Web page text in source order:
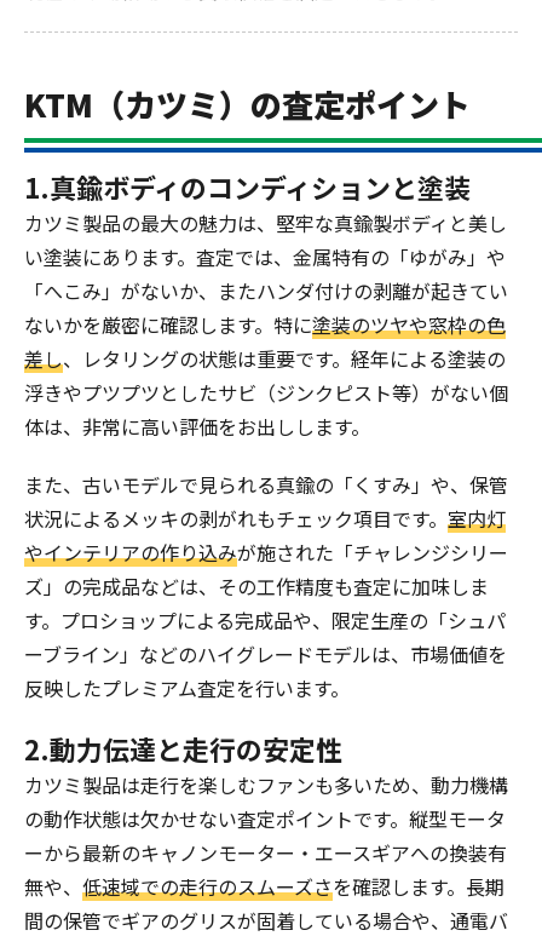
KTM（カツミ）の査定ポイント
1.真鍮ボディのコンディションと塗装
カツミ製品の最大の魅力は、堅牢な真鍮製ボディと美し
い塗装にあります。査定では、金属特有の「ゆがみ」や
「へこみ」がないか、またハンダ付けの剥離が起きてい
ないかを厳密に確認します。特に塗装のツヤや窓枠の色
差し、レタリングの状態は重要です。経年による塗装の
浮きやプツプツとしたサビ（ジンクピスト等）がない個
体は、非常に高い評価をお出しします。
また、古いモデルで見られる真鍮の「くすみ」や、保管
状況によるメッキの剥がれもチェック項目です。 室内灯
やインテリアの作り込みが施された「チャレンジシリー
ズ」の完成品などは、その工作精度も査定に加味しま
す。プロショップによる完成品や、限定生産の「シュパ
ーブライン」などのハイグレードモデルは、市場価値を
反映したプレミアム査定を行います。
2.動力伝達と走行の安定性
カツミ製品は走行を楽しむファンも多いため、動力機構
の動作状態は欠かせない査定ポイントです。縦型モータ
ーから最新のキャノンモーター・エースギアへの換装有
無や、 低速域での走行のスムーズさを確認します。長期
間の保管でギアのグリスが固着している場合や、通電バ